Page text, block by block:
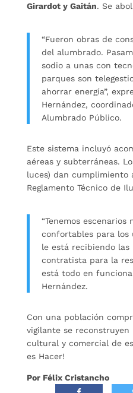
Girardot y Gaitán. Se
“Fueron obras de
del alumbrado.
sodio a unas con
parques son
ahorrar energía”,
Hernández,
Alumbrado Público.
Este sistema incluyó
aéreas y subterráneas.
luces) dan cumplimiento
Reglamento Técnico de
“Tenemos escenarios
confortables para los
le está recibiendo las
contratista para la
está todo en
Hernández.
Con una población
vigilante se reconstruyen
cultural y comercial de
es Hacer!
Por Félix Cristancho